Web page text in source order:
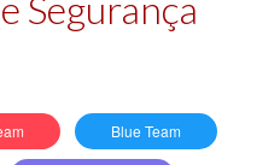
Blue Team